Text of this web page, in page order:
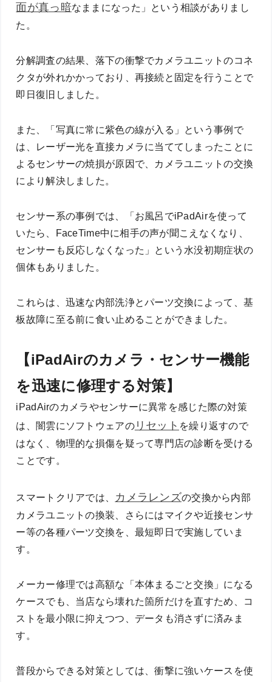
面が真っ暗なままになった」という相談がありまし
た。
分解調査の結果、落下の衝撃でカメラユニットのコネ
クタが外れかかっており、再接続と固定を行うことで
即日復旧しました。
また、「写真に常に紫色の線が入る」という事例で
は、レーザー光を直接カメラに当ててしまったことに
よるセンサーの焼損が原因で、カメラユニットの交換
により解決しました。
センサー系の事例では、「お風呂でiPadAirを使って
いたら、FaceTime中に相手の声が聞こえなくなり、
センサーも反応しなくなった」という水没初期症状の
個体もありました。
これらは、迅速な内部洗浄とパーツ交換によって、基
板故障に至る前に食い止めることができました。
【iPadAirのカメラ・センサー機能
を迅速に修理する対策】
iPadAirのカメラやセンサーに異常を感じた際の対策
は、闇雲にソフトウェアのリセット を繰り返すので
はなく、物理的な損傷を疑って専門店の診断を受ける
ことです。
スマートクリアでは、 カメラレンズの交換から内部
カメラユニットの換装、さらにはマイクや近接センサ
ー等の各種パーツ交換を、最短即日で実施していま
す。
メーカー修理では高額な「本体まるごと交換」になる
ケースでも、当店なら壊れた箇所だけを直すため、コ
ストを最小限に抑えつつ、データも消さずに済みま
す。
普段からできる対策としては、衝撃に強いケースを使